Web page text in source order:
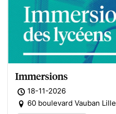
Immersions
18-11-2026
60 boulevard Vauban Lille